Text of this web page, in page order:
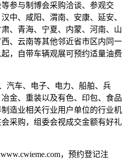
参与制博会采购洽谈、参观交
中、咸阳、渭南、安康、延安、
、青海、宁夏、内蒙、河南、山
、云南等其他邻近省市区内同一
，自带车辆观展可预约适量油费
汽车、电子、电力、船舶、兵
金、重装以及有色、印包、食品
造业相关行业用户单位的行业机
采购，组委会视成交金额有好礼
，预约登记注